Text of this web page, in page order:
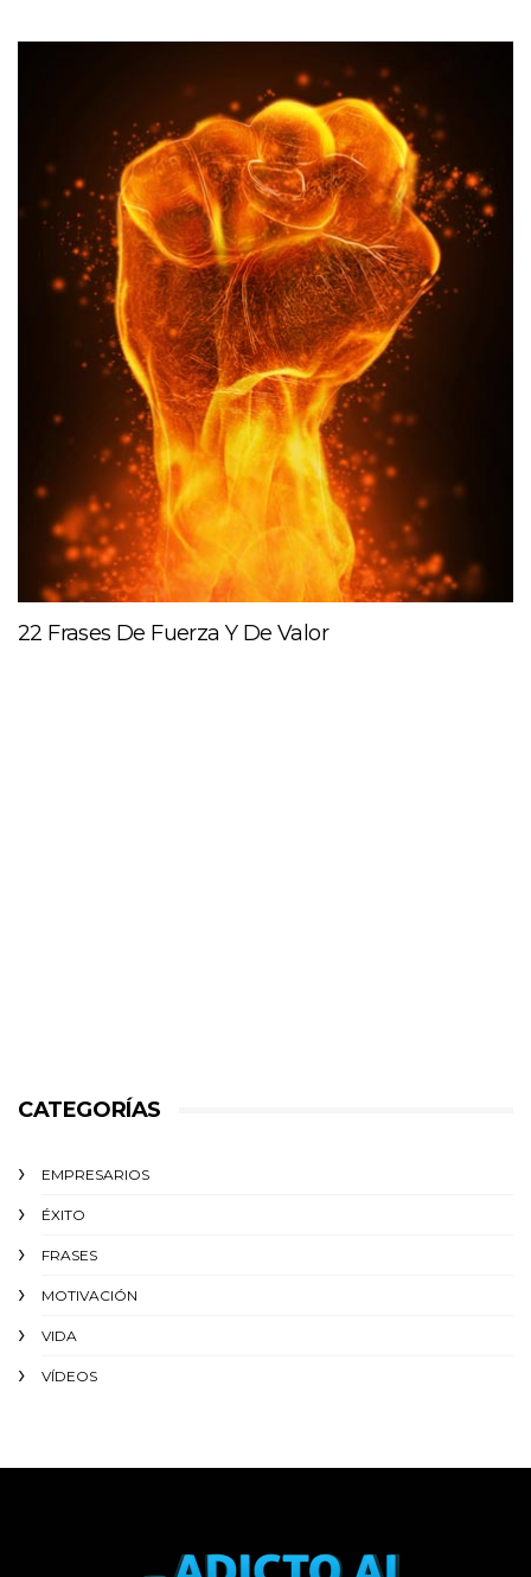
22 Frases De Fuerza Y De Valor
CATEGORÍAS
EMPRESARIOS
ÉXITO‬
FRASES
MOTIVACIÓN
VIDA
VÍDEOS